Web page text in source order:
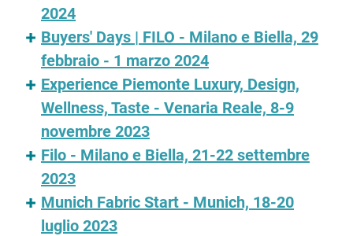
2024
Buyers' Days | FILO - Milano e Biella, 29
febbraio - 1 marzo 2024
Experience Piemonte Luxury, Design,
Wellness, Taste - Venaria Reale, 8-9
novembre 2023
Filo - Milano e Biella, 21-22 settembre
2023
Munich Fabric Start - Munich, 18-20
luglio 2023